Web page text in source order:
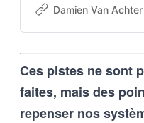
projet. Cette
techniques, imposées
outils d’intelligence
et vice-versa
Damien Van
Ces pistes ne sont
faites, mais des
repenser nos